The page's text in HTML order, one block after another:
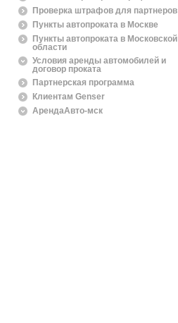
Проверка штрафов для партнеров
Пункты автопроката в Москве
Пункты автопроката в Московской
области
Условия аренды автомобилей и
договор проката
Партнерская программа
Клиентам Genser
АрендаАвто-мск